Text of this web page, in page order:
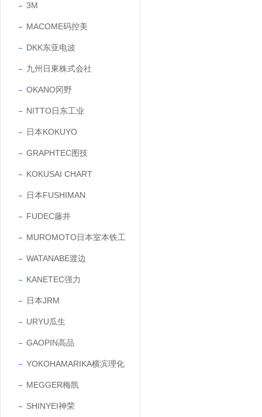
3M
MACOME码控美
DKK东亚电波
九州日東株式会社
OKANO冈野
NITTO日东工业
日本KOKUYO
GRAPHTEC图技
KOKUSAI CHART
日本FUSHIMAN
FUDEC藤井
MUROMOTO日本室本铁工
WATANABE渡边
KANETEC强力
日本JRM
URYU瓜生
GAOPIN高品
YOKOHAMARIKA横滨理化
MEGGER梅凯
SHINYEI神荣